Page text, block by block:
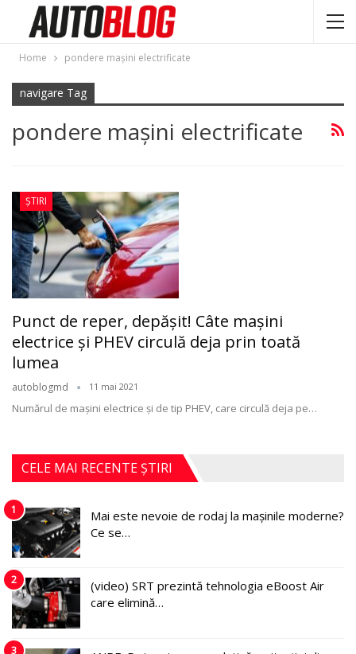
Home pondere mașini electrificate
navigare Tag
pondere mașini electrificate
ȘTIRI
Punct de reper, depășit! Câte mașini
electrice și PHEV circulă deja prin toată
lumea
autoblogmd 11 mai 2021
Numărul de mașini electrice și de tip PHEV, care circulă deja pe…
CELE MAI RECENTE ȘTIRI
1
Mai este nevoie de rodaj la mașinile moderne?
Ce se…
2
(video) SRT prezintă tehnologia eBoost Air
care elimină…
3